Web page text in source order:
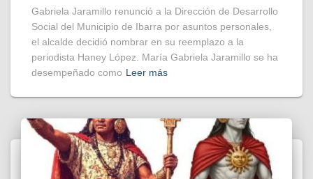
Gabriela Jaramillo renunció a la Dirección de Desarrollo
Social del Municipio de Ibarra por asuntos personales,
el alcalde decidió nombrar en su reemplazo a la
periodista Haney López. María Gabriela Jaramillo se ha
desempeñado como Leer más